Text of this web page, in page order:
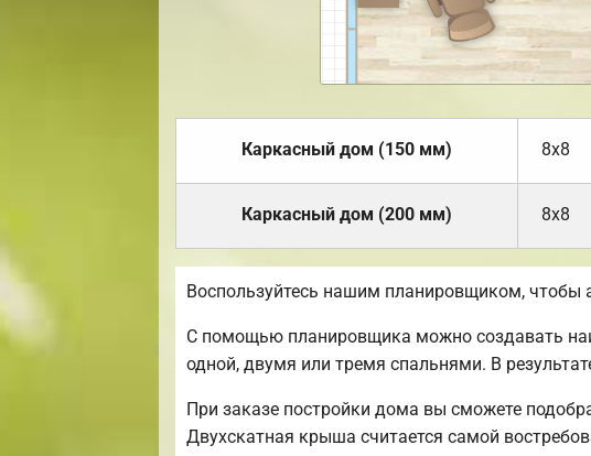
Каркасный дом (150 мм) 8х8
Каркасный дом (200 мм) 8х8
Воспользуйтесь нашим планировщиком, чтобы
С помощью планировщика можно создавать
одной, двумя или тремя спальнями. В
При заказе постройки дома вы сможете
Двухскатная крыша считается самой